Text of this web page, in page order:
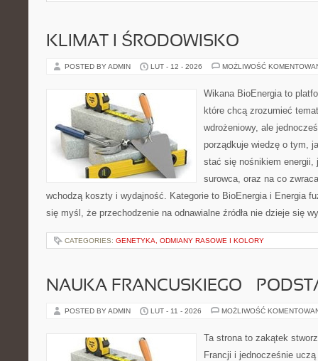
KLIMAT I ŚRODOWISKO
POSTED BY ADMIN LUT - 12 - 2026 MOŻLIWOŚĆ
Wikana BioEnergia to
które chcą zrozumieć
wdrożeniowy, ale
porządkuje wiedzę o tym,
stać się nośnikiem energii,
surowca, oraz na co
wchodzą koszty i wydajność. Kategorie to BioEnergia i Energia
się myśl, że przechodzenie na odnawialne źródła nie dzieje się
CATEGORIES: GENETYKA, ODMIANY RASOWE I KOLORY
NAUKA FRANCUSKIEGO –
POSTED BY ADMIN LUT - 11 - 2026 MOŻLIWOŚĆ
Ta strona to zakątek
Francji i jednocześnie